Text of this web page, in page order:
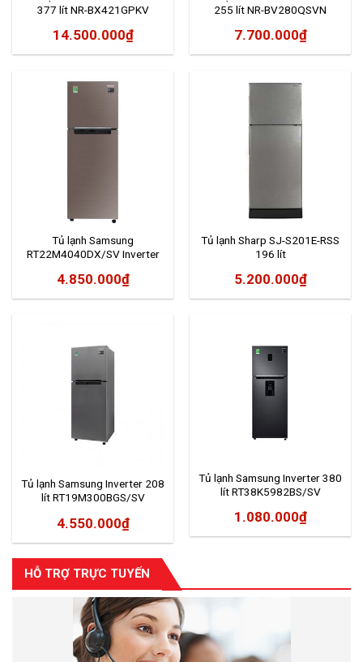
HỖ TRỢ TRỰC TUYẾN
377 lít NR-BX421GPKV
14.500.000₫
255 lít NR-BV280QSVN
7.700.000₫
Tủ lạnh Samsung
RT22M4040DX/SV Inverter
4.850.000₫
Tủ lạnh Sharp SJ-S201E-RSS
196 lít
5.200.000₫
Tủ lạnh Samsung Inverter 208
lít RT19M300BGS/SV
4.550.000₫
Tủ lạnh Samsung Inverter 380
lít RT38K5982BS/SV
1.080.000₫